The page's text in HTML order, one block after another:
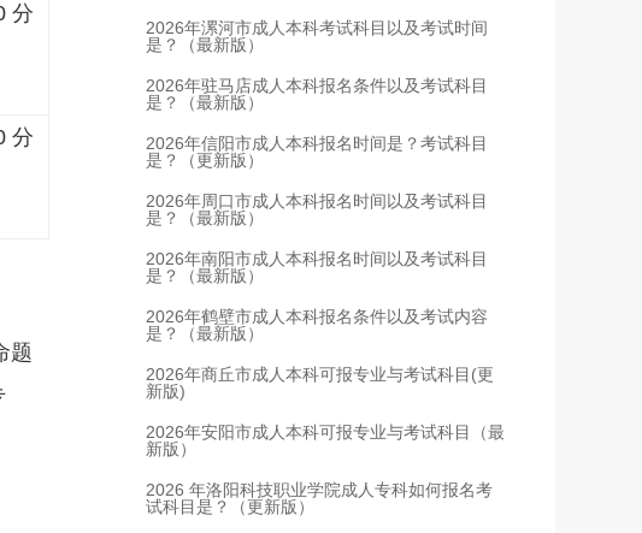
分
分
题
2026年漯河市成人本科考试科目以及考试时间
是？（最新版）
2026年驻马店成人本科报名条件以及考试科目
是？（最新版）
2026年信阳市成人本科报名时间是？考试科目
是？（更新版）
2026年周口市成人本科报名时间以及考试科目
是？（最新版）
2026年南阳市成人本科报名时间以及考试科目
是？（最新版）
2026年鹤壁市成人本科报名条件以及考试内容
是？（最新版）
2026年商丘市成人本科可报专业与考试科目(更
新版)
2026年安阳市成人本科可报专业与考试科目（最
新版）
2026 年洛阳科技职业学院成人专科如何报名考
试科目是？（更新版）